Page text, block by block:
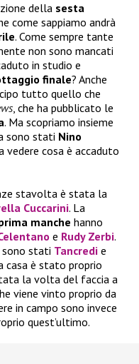
della sesta
come sappiamo andrà
. Come sempre tante
non sono mancati
in studio e
finale? Anche
tutto quello che
, che ha pubblicato le
. Ma scopriamo insieme
sono stati Nino
vedere cosa è accaduto
stavolta è stata la
Cuccarini. La
manche hanno
e Rudy Zerbi.
sono stati Tancredi e
casa è stato proprio
la volta del faccia a
viene vinto proprio da
in campo sono invece
quest’ultimo.